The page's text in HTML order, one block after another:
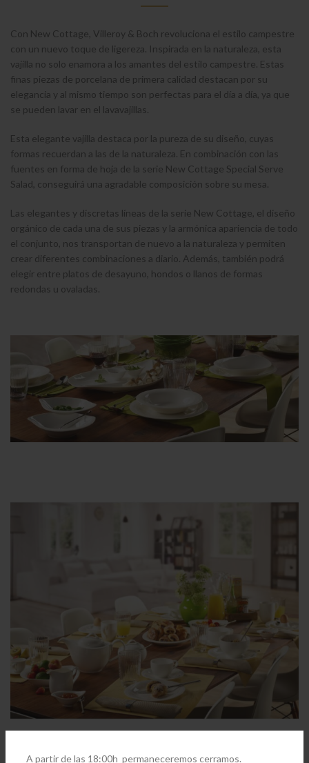
A partir de las 18:00h permaneceremos cerramos.
Con New Cottage, Villeroy & Boch revoluciona el estilo campestre
con un nuevo toque de ligereza. Inspirada en la naturaleza, esta
vajilla no solo enamora a los amantes del estilo campestre. Estas
finas piezas de porcelana de primera calidad destacan por su
elegancia y al mismo tiempo son perfectas para el día a día, ya que
se pueden lavar en el lavavajillas.
Esta elegante vajilla destaca por la pureza de su diseño, cuyas
formas recuerdan a las de la naturaleza. En combinación con las
fuentes en forma de hoja de la serie New Cottage Special Serve
Salad, conseguirá una agradable composición sobre su mesa.
Las elegantes y discretas líneas de la serie New Cottage, el diseño
orgánico de cada una de sus piezas y la armónica apariencia de todo
el conjunto, nos transportan de nuevo a la naturaleza y permiten
crear diferentes combinaciones a diario. Además, también podrá
elegir entre platos de desayuno, hondos o llanos de formas
redondas u ovaladas.